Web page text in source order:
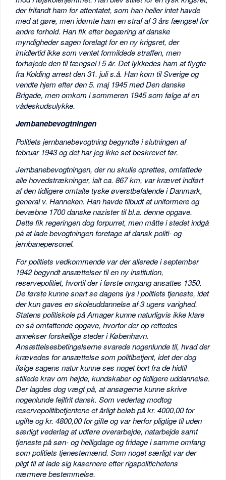
der frifandt ham for attentatet, som han heller intet havde
med at gøre, men idømte ham en straf af 3 års fængsel for
andre forhold. Han fik efter begæring af danske
myndigheder sagen forelagt for en ny krigsret, der
imidlertid ikke som ventet formildede straffen, men
forhøjede den til fængsel i 5 år. Det lykkedes ham at flygte
fra Kolding arrest den 31. juli s.å. Han kom til Sverige og
vendte hjem efter den 5. maj 1945 med Den danske
Brigade, men omkom i sommeren 1945 som følge af en
vådeskudsulykke.
Jembanebevogtningen
Politiets jernbanebevogtning begyndte i slutningen af
februar 1943 og det har jeg ikke set beskrevet før.
Jernbanebevogtningen, der nu skulle oprettes, omfattede
alle hovedstrækninger, ialt ca. 867 km, var krævet indført
af den tidligere omtalte tyske øverstbefalende i Danmark,
general v. Hanneken. Han havde tilbudt at uniformere og
bevæbne 1700 danske nazister til bl.a. denne opgave.
Dette fik regeringen dog forpurret, men måtte i stedet indgå
på at lade bevogtningen foretage af dansk politi- og
jernbanepersonel.
For politiets vedkommende var der allerede i september
1942 begyndt ansættelser til en ny institution,
reservepolitiet, hvortil der i første omgang ansattes 1350.
De første kunne snart se dagens lys i politiets tjeneste, idet
der kun gaves en skoleuddannelse af 3 ugers varighed.
Statens politiskole på Amager kunne naturligvis ikke klare
en så omfattende opgave, hvorfor der op rettedes
annekser forskellige steder i København.
Ansættelsesbetingelserne svarede nogenlunde til, hvad der
krævedes for ansættelse som politibetjent, idet der dog
ifølge sagens natur kunne ses noget bort fra de hidtil
stillede krav om højde, kundskaber og tidligere uddannelse.
Der lagdes dog vægt på, at ansøgerne kunne skrive
nogenlunde fejlfrit dansk. Som vederlag modtog
reservepolitibetjentene et årligt beløb på kr. 4000,00 for
ugifte og kr. 4800,00 for gifte og var herfor pligtige til uden
særligt vederlag at udføre overarbejde, natarbejde samt
tjeneste på søn- og helligdage og fridage i samme omfang
som politiets tjenestemænd. Som noget særligt var der
pligt til at lade sig kasernere efter rigspolitichefens
nærmere bestemmelse.